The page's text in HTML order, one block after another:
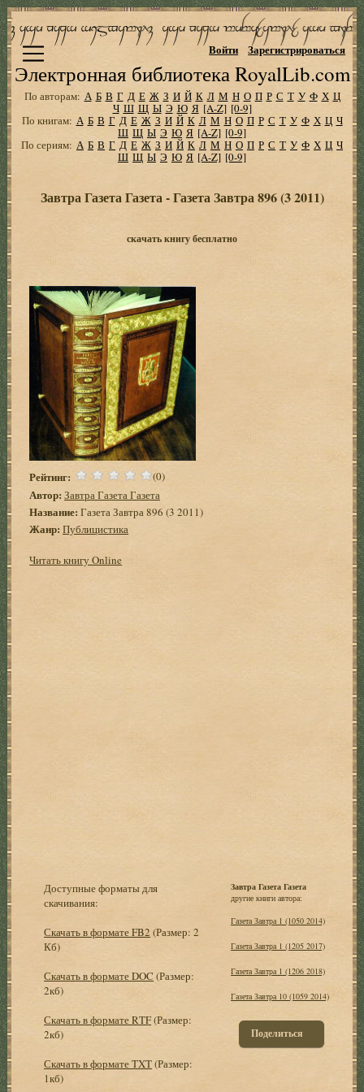
Электронная библиотека RoyalLib.com
Войти Зарегистрироваться
По авторам: А Б В Г Д Е Ж З И Й К Л М Н О П Р С Т У Ф Х Ц
Ч Ш Щ Ы Э Ю Я [A-Z] [0-9]
По книгам: А Б В Г Д Е Ж З И Й К Л М Н О П Р С Т У Ф Х Ц Ч
Ш Щ Ы Э Ю Я [A-Z] [0-9]
По сериям: А Б В Г Д Е Ж З И Й К Л М Н О П Р С Т У Ф Х Ц Ч
Ш Щ Ы Э Ю Я [A-Z] [0-9]
Завтра Газета Газета - Газета Завтра 896 (3 2011)
скачать книгу бесплатно
Рейтинг: (0)
Автор: Завтра Газета Газета
Название: Газета Завтра 896 (3 2011)
Жанр: Публицистика
Читать книгу Online
Доступные форматы для
скачивания:
Скачать в формате FB2 (Размер: 2
Кб)
Скачать в формате DOC (Размер:
2кб)
Скачать в формате RTF(Размер:
2кб)
Скачать в формате TXT(Размер:
1кб)
Завтра Газета Газета
другие книги автора:
Газета Завтра 1 (1050 2014)
Газета Завтра 1 (1205 2017)
Газета Завтра 1 (1206 2018)
Газета Завтра 10 (1059 2014)
Поделиться